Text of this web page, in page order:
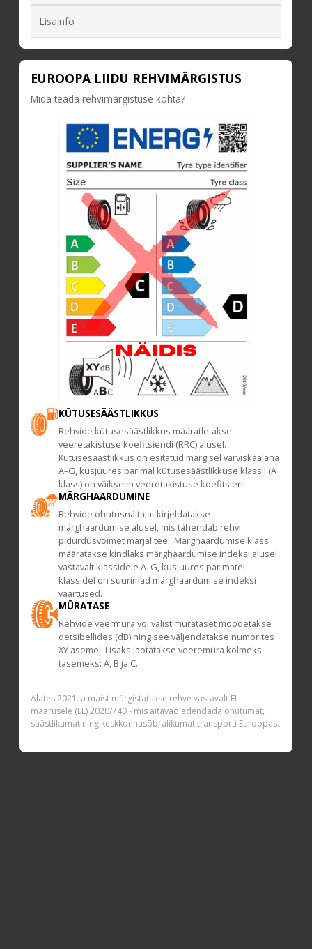
Lisainfo
EUROOPA LIIDU REHVIMÄRGISTUS
Mida teada rehvimärgistuse kohta?
KÜTUSESÄÄSTLIKKUS
Rehvide kütusesäästlikkus määratletakse
veeretakistuse koefitsiendi (RRC) alusel.
Kütusesäästlikkus on esitatud märgisel värviskaalana
A–G, kusjuures parimal kütusesäästlikkuse klassil (A
klass) on väikseim veeretakistuse koefitsient
MÄRGHAARDUMINE
Rehvide ohutusnäitajat kirjeldatakse
märghaardumise alusel, mis tähendab rehvi
pidurdusvõimet märjal teel. Märghaardumise klass
määratakse kindlaks märghaardumise indeksi alusel
vastavalt klassidele A–G, kusjuures parimatel
klassidel on suurimad märghaardumise indeksi
väärtused.
MÜRATASE
Rehvide veermüra või välist mürataset mõõdetakse
detsibellides (dB) ning see väljendatakse numbrites
XY asemel. Lisaks jaotatakse veeremüra kolmeks
tasemeks: A, B ja C.
Alates 2021. a maist märgistatakse rehve vastavalt EL
määrusele (EL) 2020/740 - mis aitavad edendada ohutumat,
säästlikumat ning keskkonnasõbralikumat transporti Euroopas.